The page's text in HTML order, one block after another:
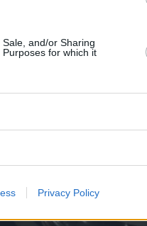
and/or Sharing
for which it
Privacy Policy